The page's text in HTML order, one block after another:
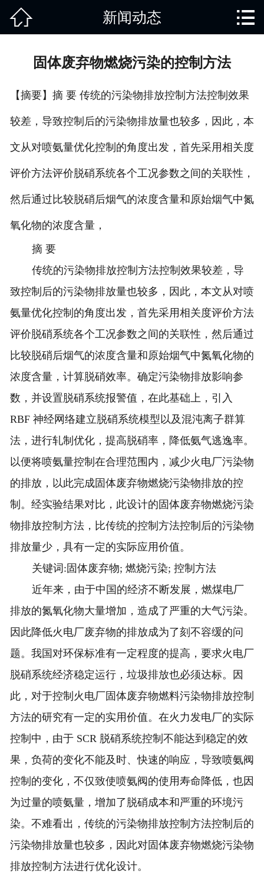
新闻动态
 新闻动态 
固体废弃物燃烧污染的控制方法
【摘要】摘 要 传统的污染物排放控制方法控制效果
较差，导致控制后的污染物排放量也较多，因此，本
文从对喷氨量优化控制的角度出发，首先采用相关度
评价方法评价脱硝系统各个工况参数之间的关联性，
然后通过比较脱硝后烟气的浓度含量和原始烟气中氮
氧化物的浓度含量，
摘 要
传统的污染物排放控制方法控制效果较差，导
致控制后的污染物排放量也较多，因此，本文从对喷
氨量优化控制的角度出发，首先采用相关度评价方法
评价脱硝系统各个工况参数之间的关联性，然后通过
比较脱硝后烟气的浓度含量和原始烟气中氮氧化物的
浓度含量，计算脱硝效率。确定污染物排放影响参
数，并设置脱硝系统报警值，在此基础上，引入
RBF 神经网络建立脱硝系统模型以及混沌离子群算
法，进行轧制优化，提高脱硝率，降低氨气逃逸率。
以便将喷氨量控制在合理范围内，减少火电厂污染物
的排放，以此完成固体废弃物燃烧污染物排放的控
制。经实验结果对比，此设计的固体废弃物燃烧污染
物排放控制方法，比传统的控制方法控制后的污染物
排放量少，具有一定的实际应用价值。
关键词:固体废弃物; 燃烧污染; 控制方法
近年来，由于中国的经济不断发展，燃煤电厂
排放的氮氧化物大量增加，造成了严重的大气污染。
因此降低火电厂废弃物的排放成为了刻不容缓的问
题。我国对环保标准有一定程度的提高，要求火电厂
脱硝系统经济稳定运行，垃圾排放也必须达标。因
此，对于控制火电厂固体废弃物燃料污染物排放控制
方法的研究有一定的实用价值。在火力发电厂的实际
控制中，由于 SCR 脱硝系统控制不能达到稳定的效
果，负荷的变化不能及时、快速的响应，导致喷氨阀
控制的变化，不仅致使喷氨阀的使用寿命降低，也因
为过量的喷氨量，增加了脱硝成本和严重的环境污
染。不难看出，传统的污染物排放控制方法控制后的
污染物排放量也较多，因此对固体废弃物燃烧污染物
排放控制方法进行优化设计。